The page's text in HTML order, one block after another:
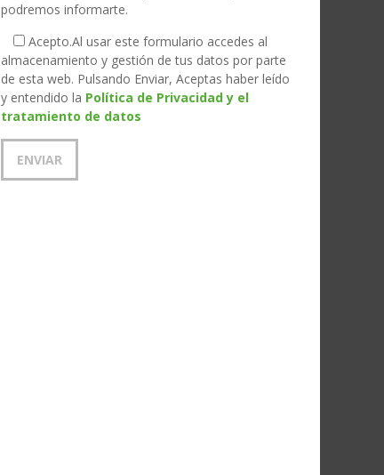
podremos informarte.
Acepto.Al usar este formulario accedes al
almacenamiento y gestión de tus datos por parte
de esta web. Pulsando Enviar, Aceptas haber leído
y entendido la Política de Privacidad y el
tratamiento de datos